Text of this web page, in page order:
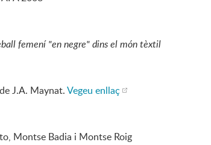
femení "en negre" dins el món tèxtil
J.A. Maynat.Vegeu enllaç
Montse Badia i Montse Roig